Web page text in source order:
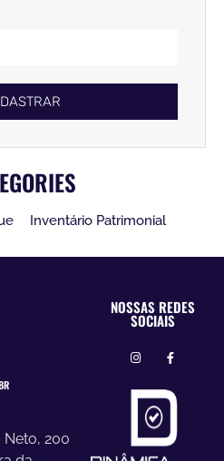
Inventário Patrimonial
Neto, 200
NOSSAS REDES
SOCIAIS